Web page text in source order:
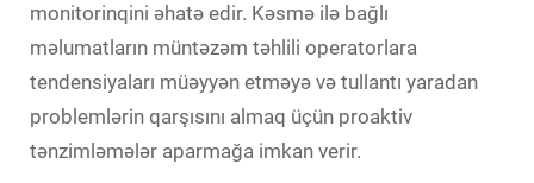
monitorinqini əhatə edir. Kəsmə ilə bağlı
məlumatların müntəzəm təhlili operatorlara
tendensiyaları müəyyən etməyə və tullantı yaradan
problemlərin qarşısını almaq üçün proaktiv
tənzimləmələr aparmağa imkan verir.